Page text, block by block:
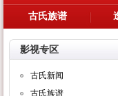
古氏族谱
影视专区
古氏新闻
古氏族谱